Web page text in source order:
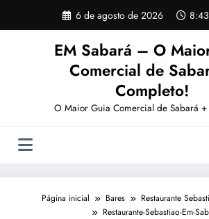
o
6 de agosto de 2026
EM Sabará – O
Comercial de
Completo!
O Maior Guia Comercial de Sabará +
Página inicial Bares
Restaurante
Restaurante-Sebastiao-Em-